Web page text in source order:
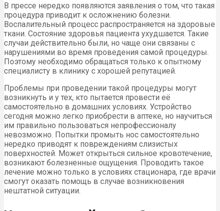
В прессе нередко появляются заявления о том, что такая
процедура приводит к осложнению болезни.
Воспалительный процесс распространяется на здоровые
ткани. Состояние здоровья пациента ухудшается. Такие
случаи действительно были, но чаще они связаны с
нарушениями во время проведения самой процедуры.
Поэтому необходимо обращаться только к опытному
специалисту в клинику с хорошей репутацией.
Проблемы при проведении такой процедуры могут
возникнуть и у тех, кто пытается провести её
самостоятельно в домашних условиях. Устройство
сегодня можно легко приобрести в аптеке, но научиться
им правильно пользоваться непрофессионалу
невозможно. Попытки промыть нос самостоятельно
нередко приводят к повреждениям слизистых
поверхностей. Может открыться сильное кровотечение,
возникают болезненные ощущения. Проводить такое
лечение можно только в условиях стационара, где врачи
смогут оказать помощь в случае возникновения
нештатной ситуации.